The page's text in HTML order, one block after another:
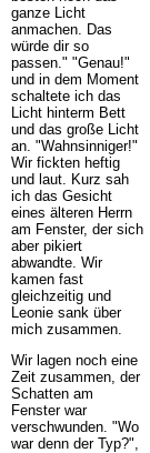
ganze Licht
anmachen. Das
würde dir so
passen." "Genau!"
und in dem Moment
schaltete ich das
Licht hinterm Bett
und das große Licht
an. "Wahnsinniger!"
Wir fickten heftig
und laut. Kurz sah
ich das Gesicht
eines älteren Herrn
am Fenster, der sich
aber pikiert
abwandte. Wir
kamen fast
gleichzeitig und
Leonie sank über
mich zusammen.
Wir lagen noch eine
Zeit zusammen, der
Schatten am
Fenster war
verschwunden. "Wo
war denn der Typ?",